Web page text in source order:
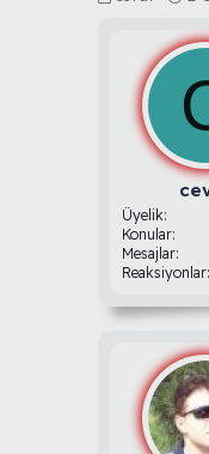
a
a
ş
a
n
g
ç
t
h
Üyelik
Konular
Mesajlar
Reaksiyonlar